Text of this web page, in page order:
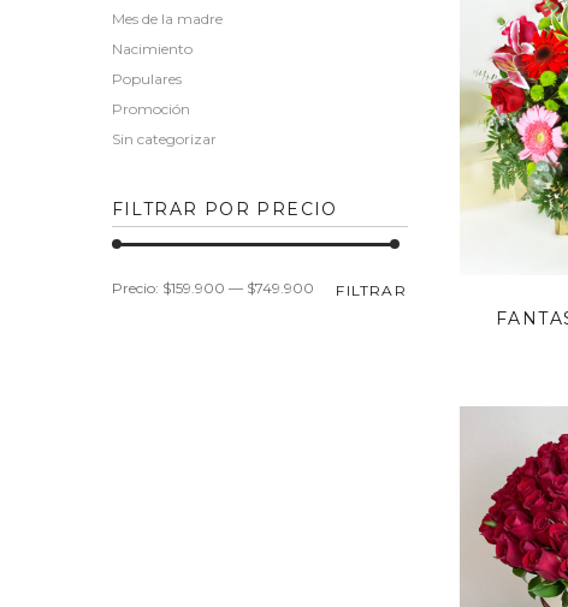
Mes de la madre
Nacimiento
Populares
Promoción
Sin categorizar
FILTRAR POR PRECIO
FILTRAR
Precio: $159.900 — $749.900